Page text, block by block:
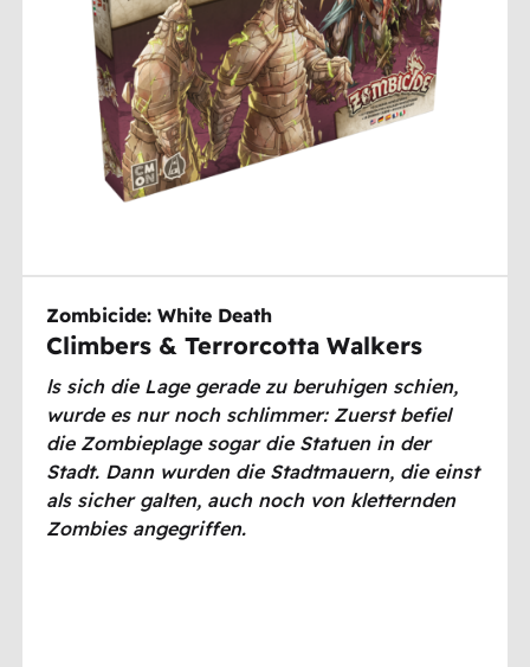
Zombicide: White Death
Climbers & Terrorcotta Walkers
ls sich die Lage gerade zu beruhigen schien,
wurde es nur noch schlimmer: Zuerst befiel
die Zombieplage sogar die Statuen in der
Stadt. Dann wurden die Stadtmauern, die einst
als sicher galten, auch noch von kletternden
Zombies angegriffen.